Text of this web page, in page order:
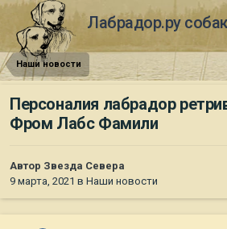
Лабрадор.ру
Наши новости
Персоналия лабрадор
Фром Лабс Фамили
Автор Звезда Севера
9 марта, 2021 в Наши новости